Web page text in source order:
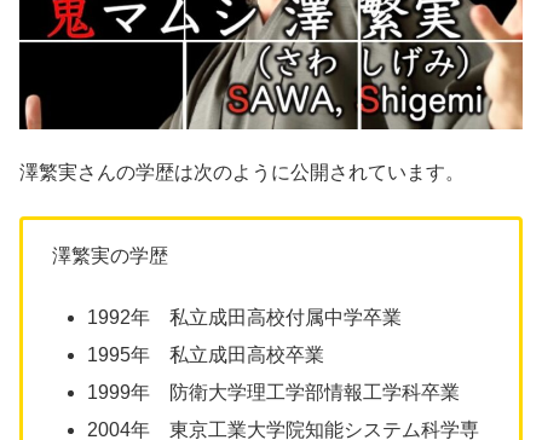
澤繁実さんの学歴は次のように公開されています。
澤繁実の学歴
1992年 私立成田高校付属中学卒業
1995年 私立成田高校卒業
1999年 防衛大学理工学部情報工学科卒業
2004年 東京工業大学院知能システム科学専